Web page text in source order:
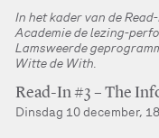
In het kader van de
Academie de lezing-
Lamsweerde
Witte de With.
Read-In #3 – The
Dinsdag 10 december,